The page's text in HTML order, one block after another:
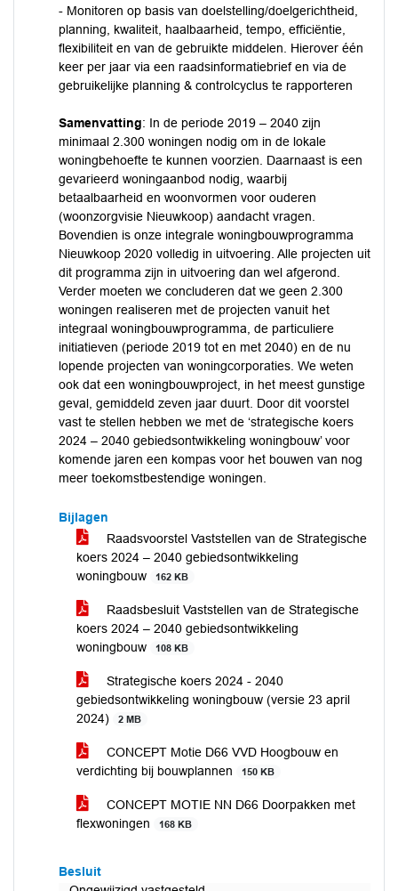
- Monitoren op basis van doelstelling/doelgerichtheid,
planning, kwaliteit, haalbaarheid, tempo, efficiëntie,
flexibiliteit en van de gebruikte middelen. Hierover één
keer per jaar via een raadsinformatiebrief en via de
gebruikelijke planning & controlcyclus te rapporteren
Samenvatting: In de periode 2019 – 2040 zijn
minimaal 2.300 woningen nodig om in de lokale
woningbehoefte te kunnen voorzien. Daarnaast is een
gevarieerd woningaanbod nodig, waarbij
betaalbaarheid en woonvormen voor ouderen
(woonzorgvisie Nieuwkoop) aandacht vragen.
Bovendien is onze integrale woningbouwprogramma
Nieuwkoop 2020 volledig in uitvoering. Alle projecten uit
dit programma zijn in uitvoering dan wel afgerond.
Verder moeten we concluderen dat we geen 2.300
woningen realiseren met de projecten vanuit het
integraal woningbouwprogramma, de particuliere
initiatieven (periode 2019 tot en met 2040) en de nu
lopende projecten van woningcorporaties. We weten
ook dat een woningbouwproject, in het meest gunstige
geval, gemiddeld zeven jaar duurt. Door dit voorstel
vast te stellen hebben we met de ‘strategische koers
2024 – 2040 gebiedsontwikkeling woningbouw’ voor
komende jaren een kompas voor het bouwen van nog
meer toekomstbestendige woningen.
Bijlagen
Raadsvoorstel Vaststellen van de Strategische
koers 2024 – 2040 gebiedsontwikkeling
woningbouw
162 KB
Raadsbesluit Vaststellen van de Strategische
koers 2024 – 2040 gebiedsontwikkeling
woningbouw
108 KB
Strategische koers 2024 - 2040
gebiedsontwikkeling woningbouw (versie 23 april
2024)
2 MB
CONCEPT Motie D66 VVD Hoogbouw en
verdichting bij bouwplannen
150 KB
CONCEPT MOTIE NN D66 Doorpakken met
flexwoningen
168 KB
Besluit